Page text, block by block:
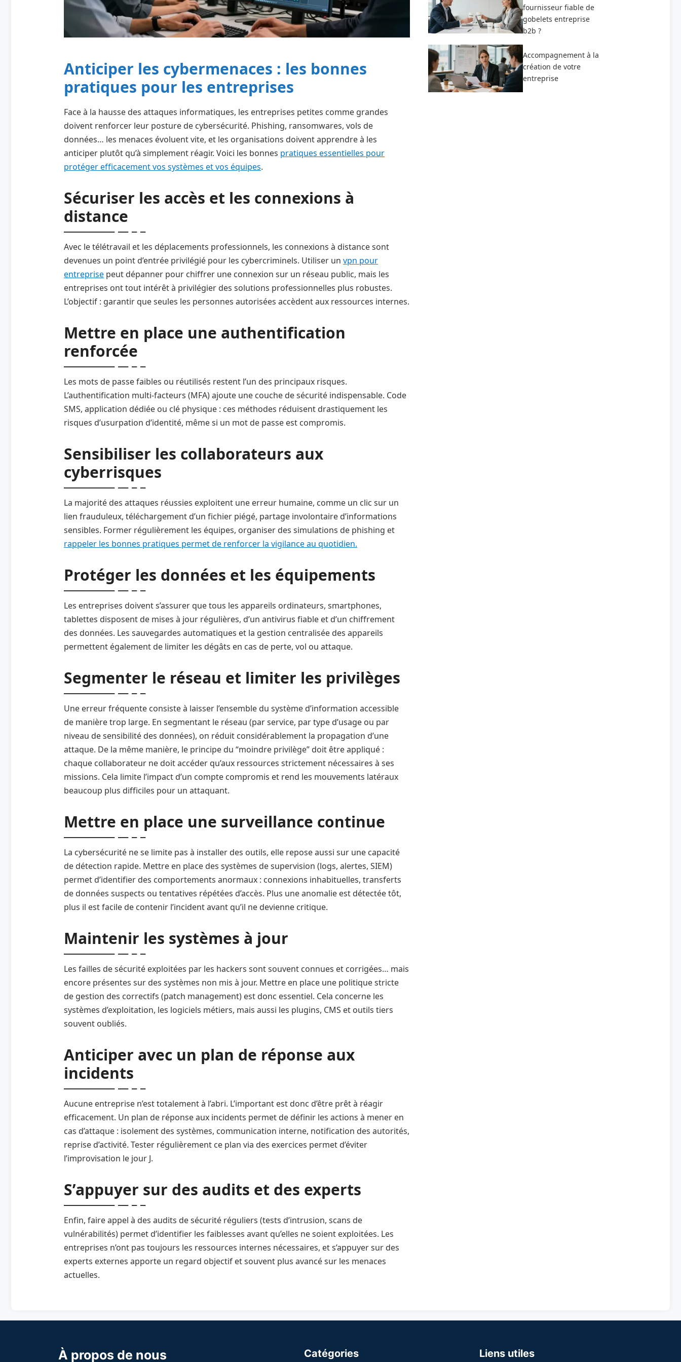
Anticiper les cybermenaces : les bonnes
pratiques pour les entreprises
Face à la hausse des attaques informatiques, les entreprises petites comme grandes
doivent renforcer leur posture de cybersécurité. Phishing, ransomwares, vols de
données… les menaces évoluent vite, et les organisations doivent apprendre à les
anticiper plutôt qu’à simplement réagir. Voici les bonnes pratiques essentielles pour
protéger efficacement vos systèmes et vos équipes.
Sécuriser les accès et les connexions à
distance
Avec le télétravail et les déplacements professionnels, les connexions à distance sont
devenues un point d’entrée privilégié pour les cybercriminels. Utiliser un vpn pour
entreprise peut dépanner pour chiffrer une connexion sur un réseau public, mais les
entreprises ont tout intérêt à privilégier des solutions professionnelles plus robustes.
L’objectif : garantir que seules les personnes autorisées accèdent aux ressources internes.
Mettre en place une authentification
renforcée
Les mots de passe faibles ou réutilisés restent l’un des principaux risques.
L’authentification multi-facteurs (MFA) ajoute une couche de sécurité indispensable. Code
SMS, application dédiée ou clé physique : ces méthodes réduisent drastiquement les
risques d’usurpation d’identité, même si un mot de passe est compromis.
Sensibiliser les collaborateurs aux
cyberrisques
La majorité des attaques réussies exploitent une erreur humaine, comme un clic sur un
lien frauduleux, téléchargement d’un fichier piégé, partage involontaire d’informations
sensibles. Former régulièrement les équipes, organiser des simulations de phishing et
rappeler les bonnes pratiques permet de renforcer la vigilance au quotidien.
Protéger les données et les équipements
Les entreprises doivent s’assurer que tous les appareils ordinateurs, smartphones,
tablettes disposent de mises à jour régulières, d’un antivirus fiable et d’un chiffrement
des données. Les sauvegardes automatiques et la gestion centralisée des appareils
permettent également de limiter les dégâts en cas de perte, vol ou attaque.
Segmenter le réseau et limiter les privilèges
Une erreur fréquente consiste à laisser l’ensemble du système d’information accessible
de manière trop large. En segmentant le réseau (par service, par type d’usage ou par
niveau de sensibilité des données), on réduit considérablement la propagation d’une
attaque. De la même manière, le principe du “moindre privilège” doit être appliqué :
chaque collaborateur ne doit accéder qu’aux ressources strictement nécessaires à ses
missions. Cela limite l’impact d’un compte compromis et rend les mouvements latéraux
beaucoup plus difficiles pour un attaquant.
Mettre en place une surveillance continue
La cybersécurité ne se limite pas à installer des outils, elle repose aussi sur une capacité
de détection rapide. Mettre en place des systèmes de supervision (logs, alertes, SIEM)
permet d’identifier des comportements anormaux : connexions inhabituelles, transferts
de données suspects ou tentatives répétées d’accès. Plus une anomalie est détectée tôt,
plus il est facile de contenir l’incident avant qu’il ne devienne critique.
Maintenir les systèmes à jour
Les failles de sécurité exploitées par les hackers sont souvent connues et corrigées… mais
encore présentes sur des systèmes non mis à jour. Mettre en place une politique stricte
de gestion des correctifs (patch management) est donc essentiel. Cela concerne les
systèmes d’exploitation, les logiciels métiers, mais aussi les plugins, CMS et outils tiers
souvent oubliés.
Anticiper avec un plan de réponse aux
incidents
Aucune entreprise n’est totalement à l’abri. L’important est donc d’être prêt à réagir
efficacement. Un plan de réponse aux incidents permet de définir les actions à mener en
cas d’attaque : isolement des systèmes, communication interne, notification des autorités,
reprise d’activité. Tester régulièrement ce plan via des exercices permet d’éviter
l’improvisation le jour J.
S’appuyer sur des audits et des experts
Enfin, faire appel à des audits de sécurité réguliers (tests d’intrusion, scans de
vulnérabilités) permet d’identifier les faiblesses avant qu’elles ne soient exploitées. Les
entreprises n’ont pas toujours les ressources internes nécessaires, et s’appuyer sur des
experts externes apporte un regard objectif et souvent plus avancé sur les menaces
actuelles.
fournisseur fiable de
gobelets entreprise
b2b ?
Accompagnement à la
création de votre
entreprise
À propos de nous Catégories Liens utiles